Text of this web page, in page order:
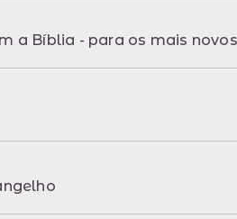
a Bíblia - para os mais novos